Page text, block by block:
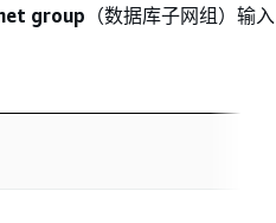
group （数据库子网组）输入